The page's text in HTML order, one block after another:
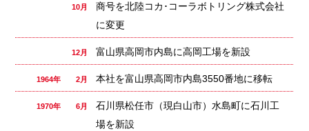
10月
商号を北陸コカ･コーラボトリング株式会社
に変更
12月 富山県高岡市内島に高岡工場を新設
1964年 2月 本社を富山県高岡市内島3550番地に移転
1970年 6月
石川県松任市（現白山市）水島町に石川工
場を新設